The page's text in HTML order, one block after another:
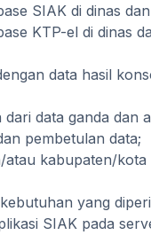
SIAK di dinas
KTP-el di dinas
data hasil
data ganda dan
pembetulan data;
kabupaten/
yang
SIAK pada